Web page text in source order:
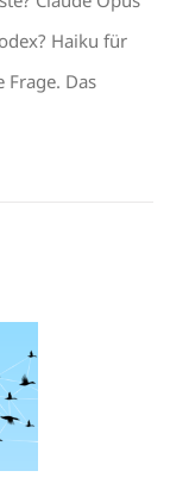
Haiku für
Frage. Das